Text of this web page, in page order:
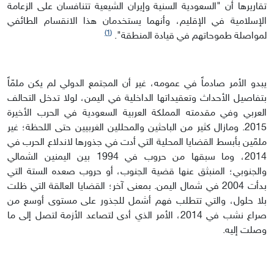
تقاريرها أن "السعودية السنية وإيران الشيعية تتنافسان على الزعامة
الإسلامية في الإقليم، وأنهما يستخدمان هذا الانقسام الطائفي
لمواصلة طموحاتهم في قيادة المنطقة". (1)
يبدو الأمر صادماً في عمومه، غير أن المجتمع الدولي لم يكن ملمّاً
بتفاصيل الأحداث وتعقيداتها الداخلية في اليمن، لولا تدخل التحالف
العربي وفي مقدمته المملكة العربية السعودية في الحرب الأخيرة
2015. ومازال كثير من الباحثين والمحللين الغربيين حتى اللحظة؛ غير
ملمّين بأبسط القضايا المحلية التي أدت في جذورها لاندلاع الحرب في
2014، وما سبقها من حروب في 1994 بين اليمنين الشمالي
والجنوبي؛ المنبثق عنها قضية الجنوب، أو حروب صعده الستة التي
بدأت 2004 في شمال اليمن. بمعنى آخر؛ القضايا العالقة التي ظلت
بلا حلول، والتي تتطلب فهم أشمل للجذور على مستوى أوسع من
صراع نشب في 2014، الأمر الذي أدى لتصاعد الأزمة لتصل إلى ما
وصلت إليه.